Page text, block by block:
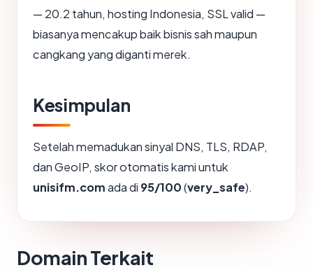
— 20.2 tahun, hosting Indonesia, SSL valid —
biasanya mencakup baik bisnis sah maupun
cangkang yang diganti merek.
Kesimpulan
Setelah memadukan sinyal DNS, TLS, RDAP,
dan GeoIP, skor otomatis kami untuk
unisifm.comada di 95/100(very_safe).
Domain Terkait